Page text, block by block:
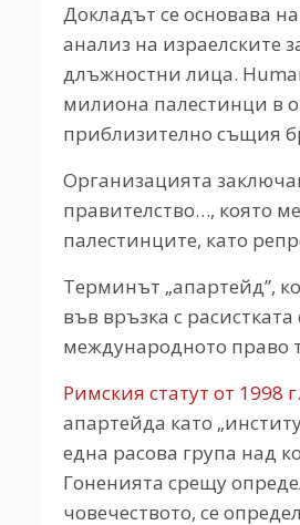
Докладът се основава
анализ на израелските
длъжностни лица.
милиона палестинци в
приблизително същия
Организацията
правителство…, която
палестинците, като
Терминът „апартейд”,
във връзка с
международното право
Римския статут от 1998 г.
апартейда като
една расова група над
Гоненията срещу
човечеството, се